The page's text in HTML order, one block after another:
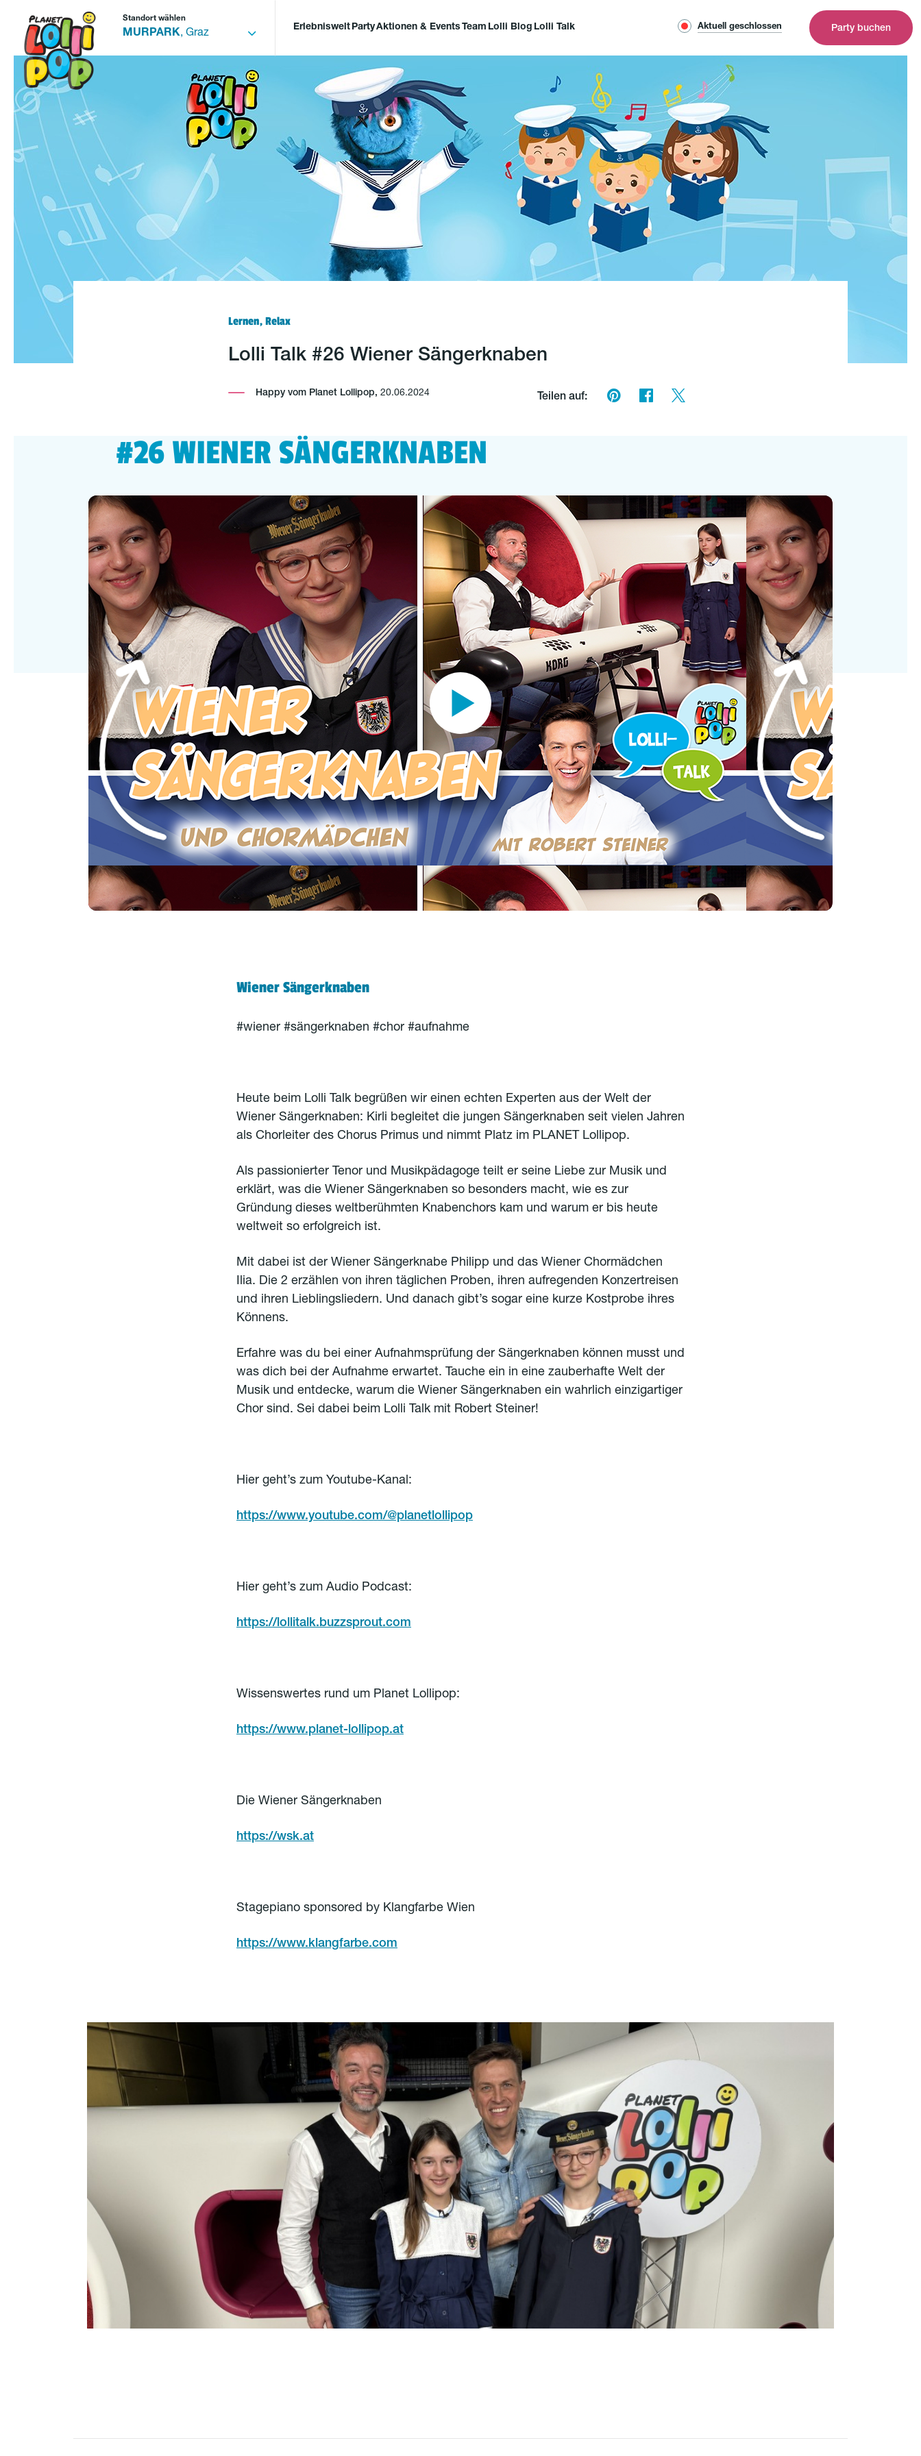
Standort wählen
MURPARK, Graz
Erlebniswelt PartyAktionen & Events Team Lolli Blog Lolli Talk Aktuell geschlossen Party buchen
Lernen, Relax
Lolli Talk #26 Wiener Sängerknaben
Happy vom Planet Lollipop, 20.06.2024 Teilen auf:
#26 WIENER SÄNGERKNABEN
Wiener Sängerknaben
#wiener #sängerknaben #chor #aufnahme
Heute beim Lolli Talk begrüßen wir einen echten Experten aus der Welt der
Wiener Sängerknaben: Kirli begleitet die jungen Sängerknaben seit vielen Jahren
als Chorleiter des Chorus Primus und nimmt Platz im PLANET Lollipop.
Als passionierter Tenor und Musikpädagoge teilt er seine Liebe zur Musik und
erklärt, was die Wiener Sängerknaben so besonders macht, wie es zur
Gründung dieses weltberühmten Knabenchors kam und warum er bis heute
weltweit so erfolgreich ist.
Mit dabei ist der Wiener Sängerknabe Philipp und das Wiener Chormädchen
Ilia. Die 2 erzählen von ihren täglichen Proben, ihren aufregenden Konzertreisen
und ihren Lieblingsliedern. Und danach gibt’s sogar eine kurze Kostprobe ihres
Könnens.
Erfahre was du bei einer Aufnahmsprüfung der Sängerknaben können musst und
was dich bei der Aufnahme erwartet. Tauche ein in eine zauberhafte Welt der
Musik und entdecke, warum die Wiener Sängerknaben ein wahrlich einzigartiger
Chor sind. Sei dabei beim Lolli Talk mit Robert Steiner!
Hier geht’s zum Youtube-Kanal:
https://www.youtube.com/@planetlollipop
Hier geht’s zum Audio Podcast:
https://lollitalk.buzzsprout.com
Wissenswertes rund um Planet Lollipop:
https://www.planet-lollipop.at
Die Wiener Sängerknaben
https://wsk.at
Stagepiano sponsored by Klangfarbe Wien
https://www.klangfarbe.com